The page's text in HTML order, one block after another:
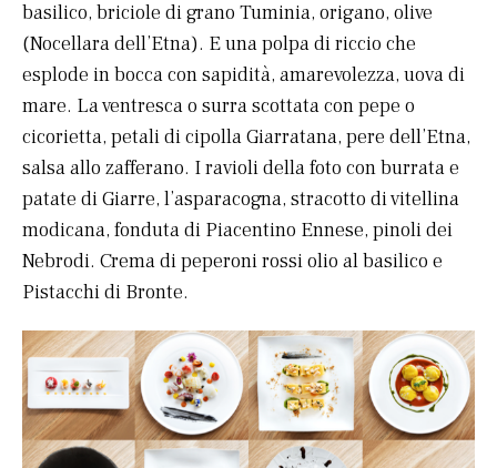
basilico, briciole di grano Tuminia, origano, olive
(Nocellara dell’Etna). E una polpa di riccio che
esplode in bocca con sapidità, amarevolezza, uova di
mare. La ventresca o surra scottata con pepe o
cicorietta, petali di cipolla Giarratana, pere dell’Etna,
salsa allo zafferano. I ravioli della foto con burrata e
patate di Giarre, l’asparacogna, stracotto di vitellina
modicana, fonduta di Piacentino Ennese, pinoli dei
Nebrodi. Crema di peperoni rossi olio al basilico e
Pistacchi di Bronte.